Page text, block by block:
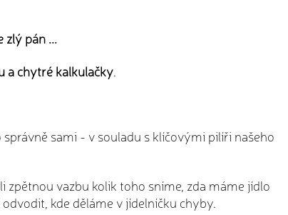
pán ...
a chytré kalkulačky.
sami - v souladu s klíčovými pilíři našeho
vazbu kolik toho sníme, zda máme jídlo
kde děláme v jídelníčku chyby.